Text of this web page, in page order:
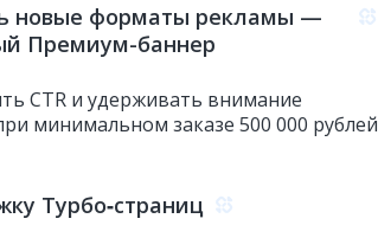
новые форматы рекламы —
Премиум-баннер
CTR и удерживать внимание
минимальном заказе 500 000 рублей
Турбо‑страниц